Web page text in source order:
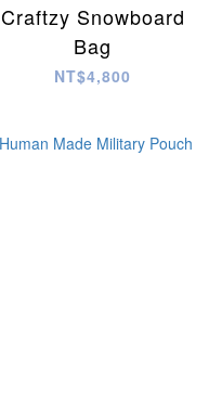
Craftzy Snowboard
Bag
NT$4,800